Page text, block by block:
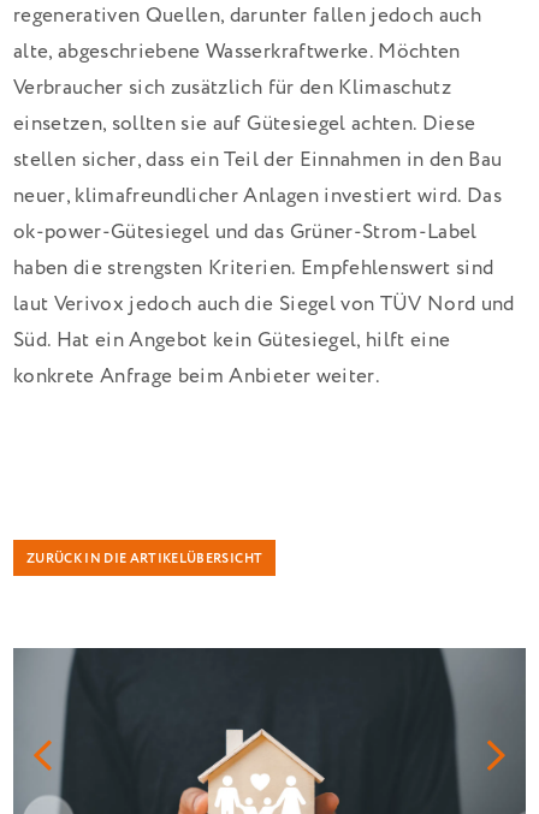
regenerativen Quellen, darunter fallen jedoch auch
alte, abgeschriebene Wasserkraftwerke. Möchten
Verbraucher sich zusätzlich für den Klimaschutz
einsetzen, sollten sie auf Gütesiegel achten. Diese
stellen sicher, dass ein Teil der Einnahmen in den Bau
neuer, klimafreundlicher Anlagen investiert wird. Das
ok-power-Gütesiegel und das Grüner-Strom-Label
haben die strengsten Kriterien. Empfehlenswert sind
laut Verivox jedoch auch die Siegel von TÜV Nord und
Süd. Hat ein Angebot kein Gütesiegel, hilft eine
konkrete Anfrage beim Anbieter weiter.
ZURÜCK IN DIE ARTIKELÜBERSICHT